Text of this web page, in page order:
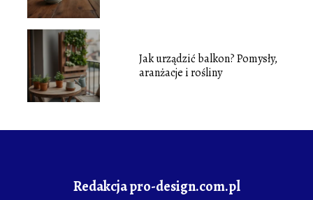
Jak urządzić balkon? Pomysły,
aranżacje i rośliny
Redakcja pro-design.com.pl